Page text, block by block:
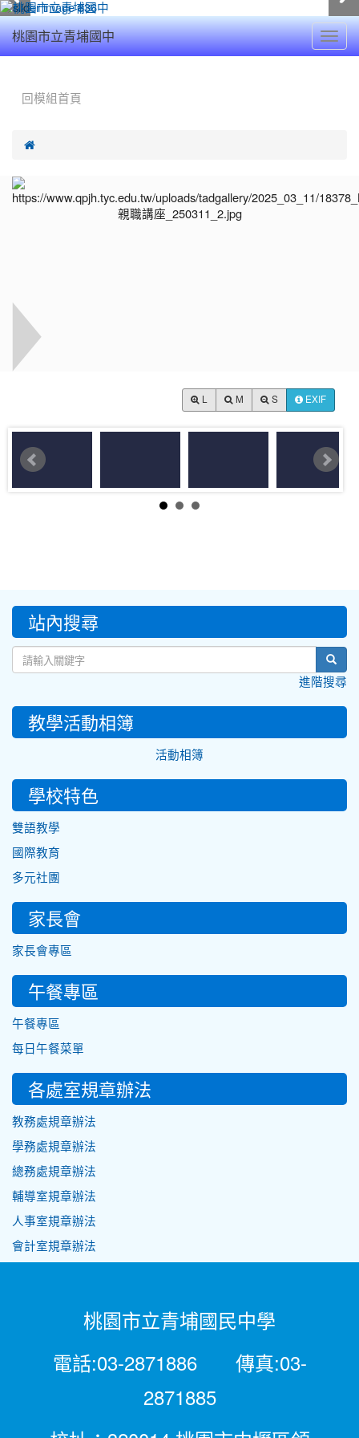
桃園市立青埔國中
回模組首頁

M S EXIF
::: 站內搜尋
進階搜尋
教學活動相簿
活動相簿
學校特色
雙語教學
國際教育
多元社團
家長會
家長會專區
午餐專區
午餐專區
每日午餐菜單
各處室規章辦法
教務處規章辦法
學務處規章辦法
總務處規章辦法
輔導室規章辦法
人事室規章辦法
會計室規章辦法
桃園市立青埔國民中學
電話:03-2871886 傳真:03-
2871885